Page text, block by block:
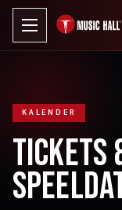
KALENDER
TICKETS